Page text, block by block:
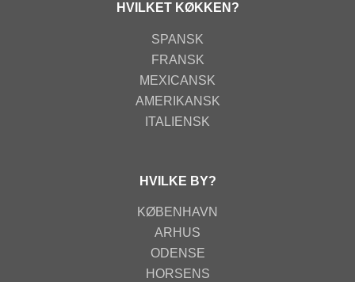
HVILKET KØKKEN?
SPANSK
FRANSK
MEXICANSK
AMERIKANSK
ITALIENSK
HVILKE BY?
KØBENHAVN
ARHUS
ODENSE
HORSENS